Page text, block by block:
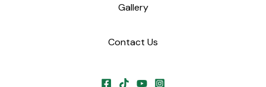
Gallery
Contact Us